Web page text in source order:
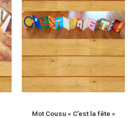
Mot Cousu « C’est la fête »